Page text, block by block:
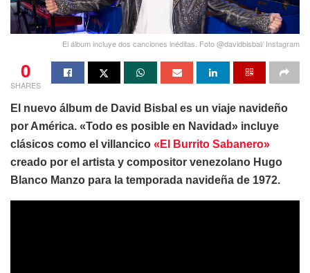
El álbum incluye dos canciones inéditas. Foto @davidbisbal/ Instagram
0
SHARES
El nuevo álbum de David Bisbal es un viaje navideño
por América. «Todo es posible en Navidad» incluye
clásicos como el villancico «El Burrito Sabanero»
creado por el artista y compositor venezolano Hugo
Blanco Manzo para la temporada navideña de 1972.